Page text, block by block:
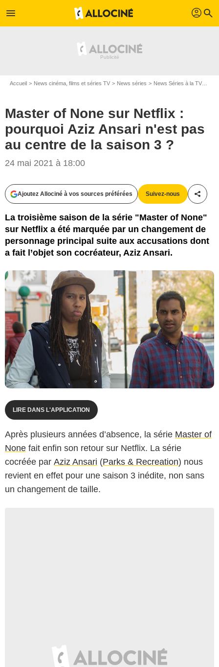
menu profil search
Accueil News cinéma, films et séries TV News séries News Séries à la TV
Master of None sur Netflix :
pourquoi Aziz Ansari n'est pas
au centre de la saison 3 ?
24 mai 2021 à 18:00
Ajoutez Allociné à vos sources préférées Suivez-nous
La troisième saison de la série "Master of None"
sur Netflix a été marquée par un changement de
personnage principal suite aux accusations dont
a fait l’objet son cocréateur, Aziz Ansari.
LIRE DANS L'APPLICATION
Après plusieurs années d’absence, la série Master of
None fait enfin son retour sur Netflix. La série
cocréée par Aziz Ansari (Parks & Recreation) nous
revient en effet pour une saison 3 inédite, non sans
un changement de taille.